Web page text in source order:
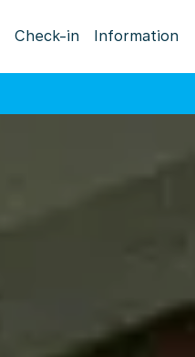
Check-in Information